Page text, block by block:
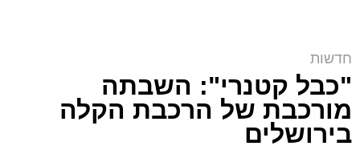
הקרב על בית הקפה | שימוש לפי סעיף 27א
ארי קאהן / 10:47 06.08.26
חדשות
"כבל קטנרי": השבתה
מורכבת של הרכבת הקלה
בירושלים